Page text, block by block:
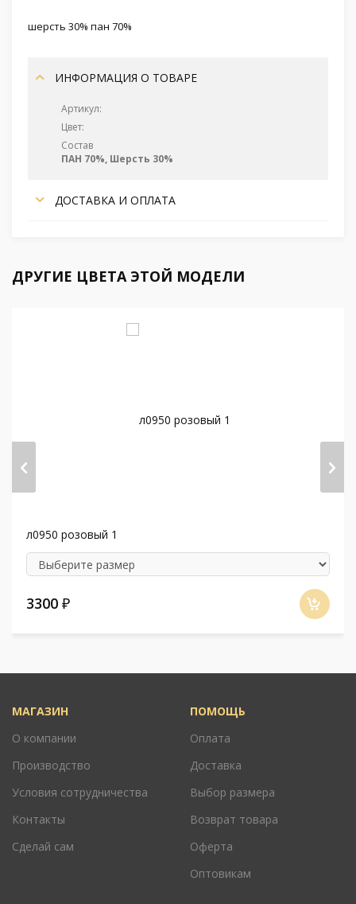
шерсть 30% пан 70%
ИНФОРМАЦИЯ О ТОВАРЕ
Артикул:
Цвет:
Состав
ПАН 70%, Шерсть 30%
ДОСТАВКА И ОПЛАТА
ДРУГИЕ ЦВЕТА ЭТОЙ МОДЕЛИ
л0950 розовый 1
3300 ₽
МАГАЗИН
О компании
Производство
Условия сотрудничества
Контакты
Сделай сам
ПОМОЩЬ
Оплата
Доставка
Выбор размера
Возврат товара
Оферта
Оптовикам